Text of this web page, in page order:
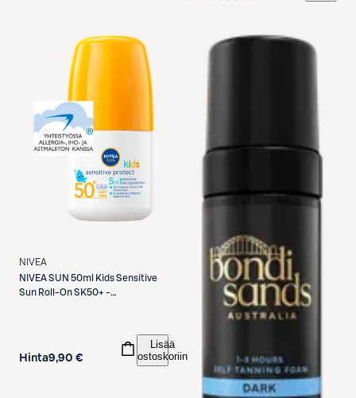
NIVEA
NIVEASUN 50ml Kids Sensitive
Sun Roll-On SK50+ -
Hinta9,90 €
Lisää
ostoskoriin